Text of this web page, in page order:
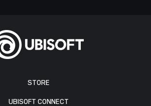
STORE
UBISOFT CONNECT